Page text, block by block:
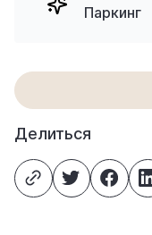
Паркинг
Делиться